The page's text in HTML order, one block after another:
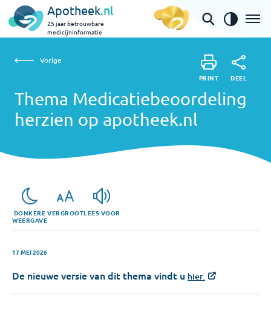
Apotheek.nl
25 jaar betrouwbare
medicijninformatie
Thema Medicatiebeoordeling herzien op apotheek.nl
DEEL
Vorige
Thema Medicatiebeoordeling
herzien op apotheek.nl
PRINT DEEL
DONKERE
WEERGAVE
VERGROOTLEES VOOR
17 MEI 2026
De nieuwe versie van dit thema vindt u hier.